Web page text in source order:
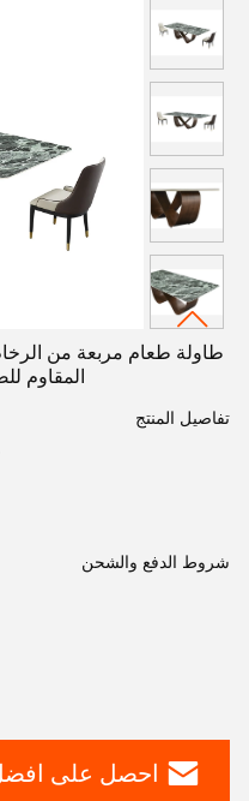
طاولة طعام مربعة من
المقاوم
تفاصيل المنتج
شروط الدفع والشحن
احصل على